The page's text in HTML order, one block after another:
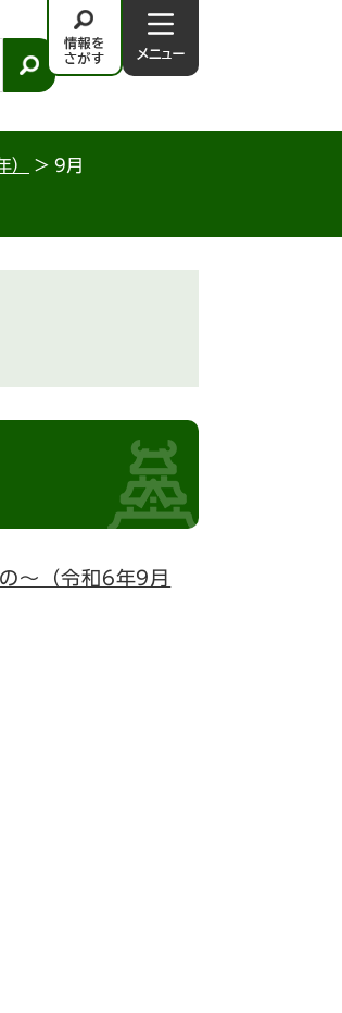
情
報
さ
が
メ
ニ
－
） > 9月
～（令和6年9月